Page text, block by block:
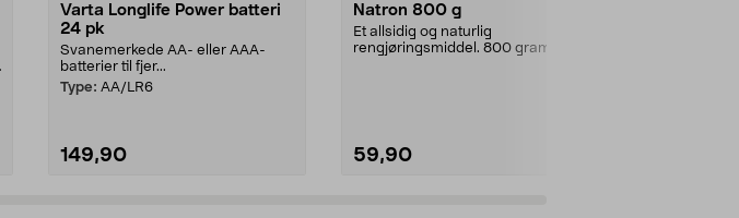
Varta Longlife Power batteri
24 pk
Svanemerkede AA- eller AAA-
batterier til fjer...
Type: AA/LR6
149,90
Natron 800 g
Et allsidig og naturlig
rengjøringsmiddel. 800 gram
59,90